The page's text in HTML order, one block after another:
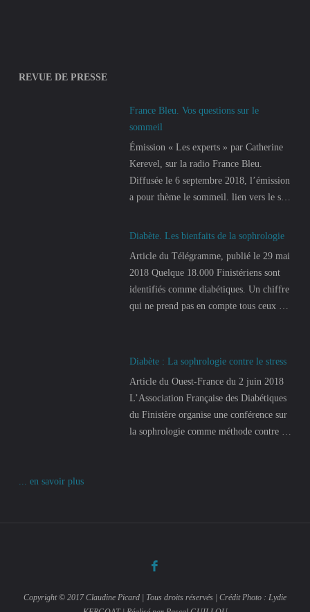
REVUE DE PRESSE
France Bleu. Vos questions sur le
sommeil
Émission « Les experts » par Catherine
Kerevel, sur la radio France Bleu.
Diffusée le 6 septembre 2018, l’émission
a pour thème le sommeil. lien vers le site
https://www.francebleu.fr/emissions/les-
Diabète. Les bienfaits de la sophrologie
Article du Télégramme, publié le 29 mai
2018 Quelque 18.000 Finistériens sont
identifiés comme diabétiques. Un chiffre
qui ne prend pas en compte tous ceux qui
Gazeau, directrice adjointe de la Caisse
handicapante et coûte cher quand on sait
que 37 % des diabétiques suivent une
dialyse suite à des problèmes rénaux.
Diabète : La sophrologie contre le stress
Article du Ouest-France du 2 juin 2018
L’Association Française des Diabétiques
du Finistère organise une conférence sur
la sophrologie comme méthode contre le
... en savoir plus
Copyright © 2017 Claudine Picard | Tous droits réservés | Crédit Photo : Lydie